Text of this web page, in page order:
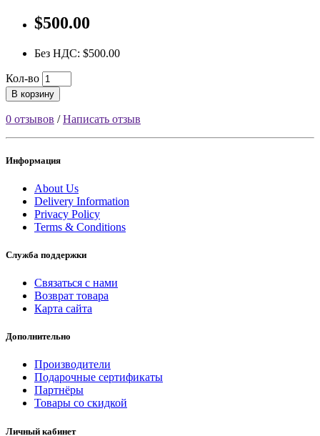
$500.00
Без НДС: $500.00
Кол-во
В корзину
0 отзывов /Написать отзыв
Информация
About Us
Delivery Information
Privacy Policy
Terms & Conditions
Служба поддержки
Связаться с нами
Возврат товара
Карта сайта
Дополнительно
Производители
Подарочные сертификаты
Партнёры
Товары со скидкой
Личный кабинет